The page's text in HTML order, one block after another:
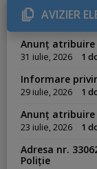
r
i
e
s
AVIZIER
Anunț atribuire
31 iulie, 2026 1
Informare
29 iulie, 2026 1
Anunț atribuire
23 iulie, 2026 1
Adresa nr.
Poliție